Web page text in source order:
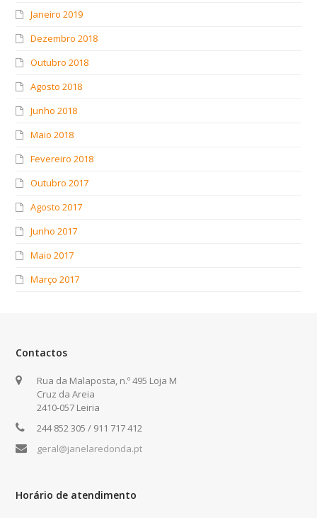
Janeiro 2019
Dezembro 2018
Outubro 2018
Agosto 2018
Junho 2018
Maio 2018
Fevereiro 2018
Outubro 2017
Agosto 2017
Junho 2017
Maio 2017
Março 2017
Contactos
Rua da Malaposta, n.º 495 Loja M
Cruz da Areia
2410-057 Leiria
244 852 305 / 911 717 412
geral@janelaredonda.pt
Horário de atendimento